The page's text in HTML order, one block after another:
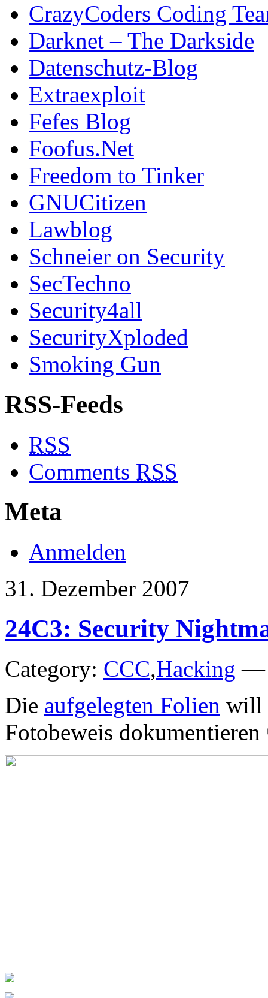
CrazyCoders Coding
Darknet – The Darkside
Datenschutz-Blog
Extraexploit
Fefes Blog
Foofus.Net
Freedom to Tinker
GNUCitizen
Lawblog
Schneier on Security
SecTechno
Security4all
SecurityXploded
Smoking Gun
RSS-Feeds
RSS
Comments RSS
Meta
Anmelden
31. Dezember 2007
24C3: Security
Category: CCC,Hacking —
Die aufgelegten Folien will
Fotobeweis dokumentieren